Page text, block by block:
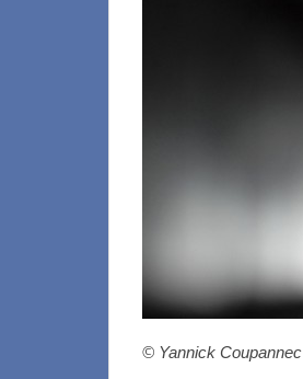
© Yannick Coupannec